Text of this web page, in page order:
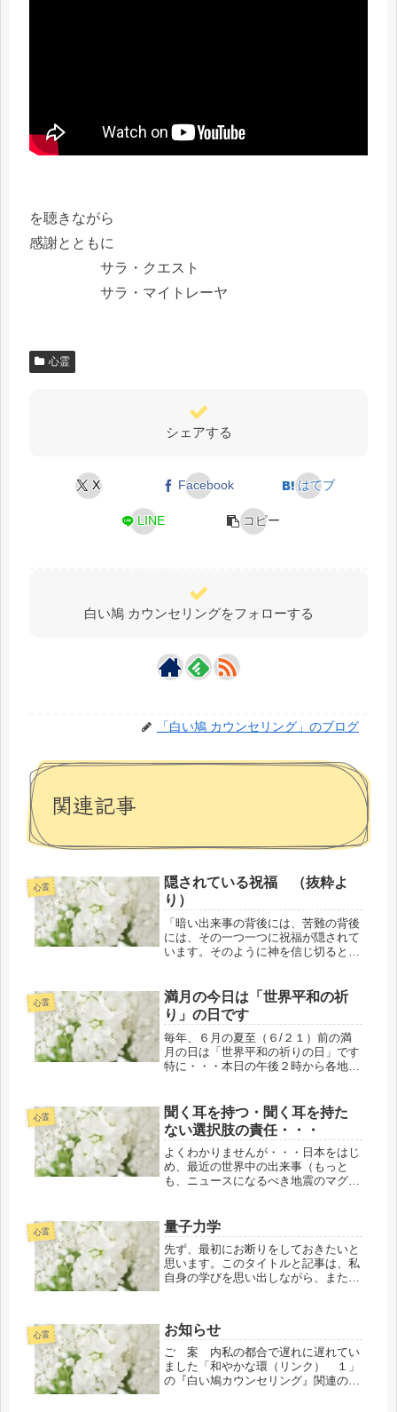
を聴きながら
感謝とともに
サラ・クエスト
サラ・マイトレーヤ
心霊
シェアする
X Facebook はてブ
LINE コピー
白い鳩 カウンセリングをフォローする
「白い鳩 カウンセリング」のブログ
関連記事
心霊
隠されている祝福 （抜粋よ
り）
「暗い出来事の背後には、苦難の背後
には、その一つ一つに祝福が隠されて
います。そのように神を信じ切るとこ
は、神の魔術が働くのです。その時、
暗い屍衣が落ちて、輝く天使が、待ち
受け...
心霊
満月の今日は「世界平和の祈
り」の日です
毎年、６月の夏至（６/２１）前の満
月の日は「世界平和の祈りの日」です
特に・・・本日の午後２時から各地
なりますように」とお祈りの意識が調
和することで素晴らしき現象へと転換
する...
心霊
聞く耳を持つ・聞く耳を持た
ない選択肢の責任・・・
よくわかりませんが・・・日本をはじ
め、最近の世界中の出来事（もっと
も、ニュースになるべき地震のマグニ
あるのでしょうか？意図的なんでしょ
うか？不思議に思うことが度々、あり
ます...
心霊 量子力学
先ず、最初にお断りをしておきたいと
思います。このタイトルと記事は、私
自身の学びを思い出しながら、また復
（９/４）までの昼夜を問わずお昼前
頃まで表裏一体で私が所属している
元々の...
心霊 お知らせ
ご 案 内私の都合で遅れに遅れてい
ました「和やかな環（リンク） １」
の『白い鳩カウンセリング』関連のサ